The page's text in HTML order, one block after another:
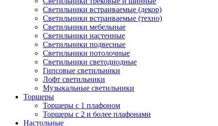
Светильники встраиваемые (декор)
Светильники встраиваемые (техно)
Светильники мебельные
Светильники настенные
Светильники подвесные
Светильники потолочные
Светильники светодиодные
Гипсовые светильники
Лофт светильники
Музыкальные светильники
Торшеры
Торшеры с 1 плафоном
Торшеры с 2 и более плафонами
Настольные